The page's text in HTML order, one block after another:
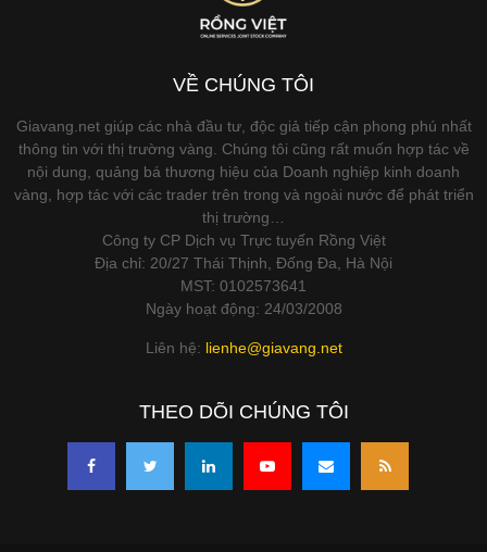
VỀ CHÚNG TÔI
Giavang.net giúp các nhà đầu tư, độc giả tiếp cận phong phú nhất
thông tin với thị trường vàng. Chúng tôi cũng rất muốn hợp tác về
nội dung, quảng bá thương hiệu của Doanh nghiệp kinh doanh
vàng, hợp tác với các trader trên trong và ngoài nước để phát triển
thị trường…
Công ty CP Dịch vụ Trực tuyến Rồng Việt
Địa chỉ: 20/27 Thái Thịnh, Đống Đa, Hà Nội
MST: 0102573641
Ngày hoạt động: 24/03/2008
Liên hệ: lienhe@giavang.net
THEO DÕI CHÚNG TÔI